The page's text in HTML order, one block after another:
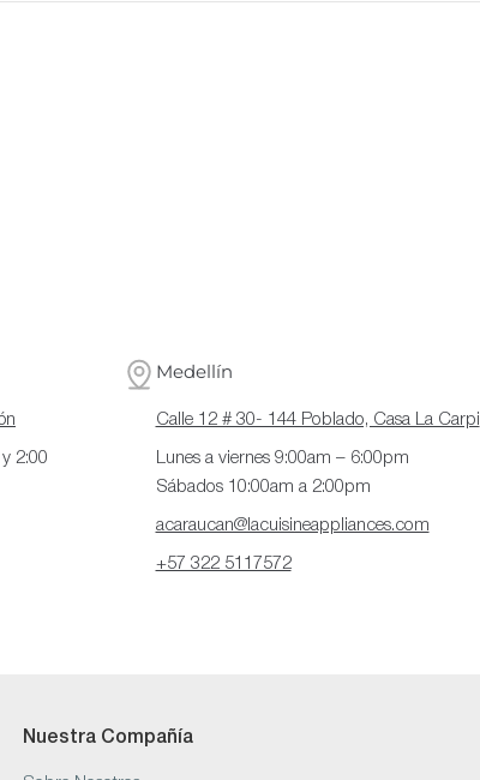
2:00
Medellín
Calle 12 # 30- 144 Poblado, Casa La Carpi
Lunes a viernes 9:00am – 6:00pm
Sábados 10:00am a 2:00pm
acaraucan@lacuisineappliances.com
+57 322 5117572
Nuestra Compañía